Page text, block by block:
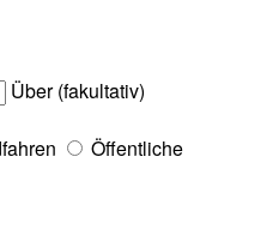
Über (fakultativ)
Öffentliche